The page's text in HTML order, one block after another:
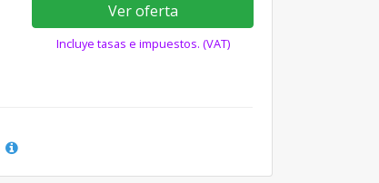
Ver oferta
Incluye tasas e impuestos. (VAT)